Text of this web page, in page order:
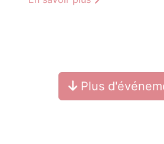
Plus